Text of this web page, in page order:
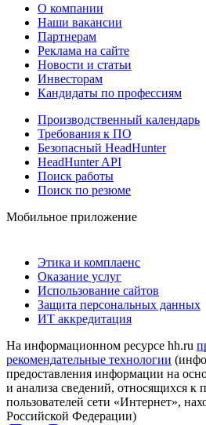
О компании
Наши вакансии
Партнерам
Реклама на сайте
Новости и статьи
Инвесторам
Кандидаты по профессиям
Производственный календарь
Требования к ПО
Безопасный HeadHunter
HeadHunter API
Поиск работы
Поиск по резюме
Мобильное приложение
Этика и комплаенс
Оказание услуг
Использование сайтов
Защита персональных данных
ИТ аккредитация
На информационном ресурсе hh.ru
рекомендательные технологии
предоставления информации на
и анализа сведений, относящихся к
пользователей сети «Интернет»,
Российской Федерации)